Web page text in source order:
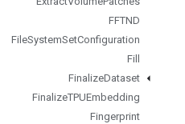
FFTND
FileSystemSetConfiguration
Fill
FinalizeDataset
FinalizeTPUEmbedding
Fingerprint